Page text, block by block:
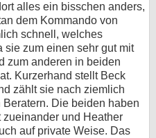
alles ein bisschen anders,
dem Kommando von
schnell, welches
sie zum einen sehr gut mit
zum anderen in beiden
Kurzerhand stellt Beck
zählt sie nach ziemlich
Die beiden haben
und Heather
auf private Weise. Das